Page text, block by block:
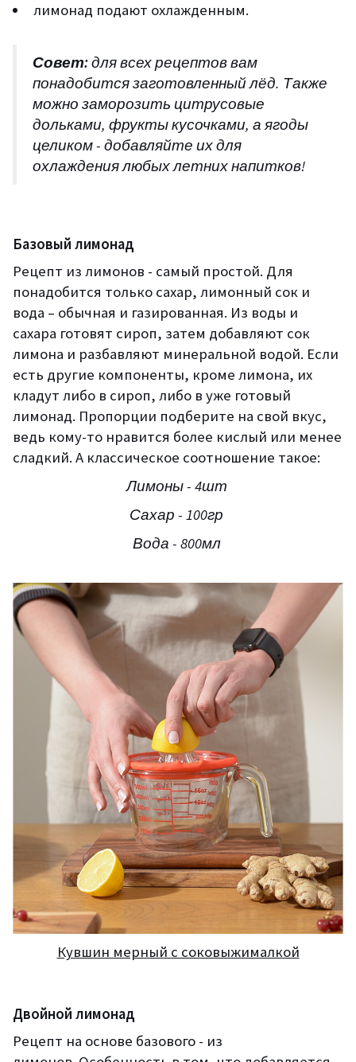
лимонад подают охлажденным.
Совет:для всех рецептов вам
понадобится заготовленный лёд. Также
можно заморозить цитрусовые
дольками, фрукты кусочками, а ягоды
целиком - добавляйте их для
охлаждения любых летних напитков!
Базовый лимонад
Рецепт из лимонов - самый простой. Для
понадобится только сахар, лимонный сок и
вода – обычная и газированная. Из воды и
сахара готовят сироп, затем добавляют сок
лимона и разбавляют минеральной водой. Если
есть другие компоненты, кроме лимона, их
кладут либо в сироп, либо в уже готовый
лимонад. Пропорции подберите на свой вкус,
ведь кому-то нравится более кислый или менее
сладкий. А классическое соотношение такое:
Лимоны - 4шт
Сахар - 100гр
Вода - 800мл
Кувшин мерный с соковыжималкой
Двойной лимонад
Рецепт на основе базового - из